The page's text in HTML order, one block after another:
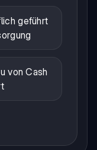
geführt
von Cash